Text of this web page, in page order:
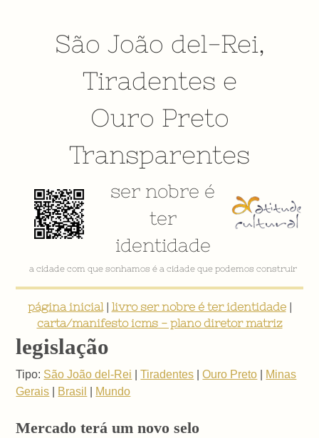
São João del-Rei,
Tiradentes e
Ouro Preto
Transparentes
ser nobre é
ter
identidade
a cidade com que sonhamos é a cidade que podemos construir
página inicial| livro ser nobre é ter identidade|
carta/manifesto icms - plano diretor matriz
legislação
Tipo: São João del-Rei |Tiradentes |Ouro Preto
Minas
Gerais
Brasil Mundo
Mercado terá um novo selo